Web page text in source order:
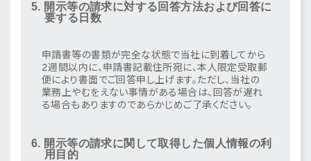
5. 開示等の請求に対する回答方法および回答に
要する日数
申請書等の書類が完全な状態で当社に到着してから
2週間以内に、申請書記載住所宛に、本人限定受取郵
便により書面でご回答申し上げます。ただし、当社の
業務上やむをえない事情がある場合は、回答が遅れ
る場合もありますのであらかじめご了承ください。
6. 開示等の請求に関して取得した個人情報の利
用目的